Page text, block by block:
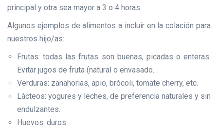
principal y otra sea mayor a 3 o 4 horas.
Algunos ejemplos de alimentos a incluir en la colación para
nuestros hijo/as:
Frutas: todas las frutas son buenas, picadas o enteras.
Evitar jugos de fruta (natural o envasado.
Verduras: zanahorias, apio, brócoli, tomate cherry, etc.
Lácteos: yogures y leches, de preferencia naturales y sin
endulzantes.
Huevos: duros